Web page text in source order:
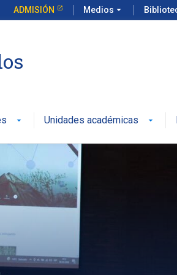
ADMISIÓN Medios arrow_drop_down
Unidades académicas